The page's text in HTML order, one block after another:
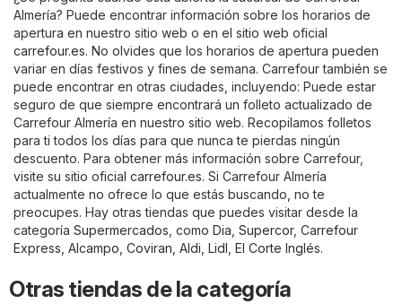
Almería? Puede encontrar información sobre los horarios de
apertura en nuestro sitio web o en el sitio web oficial
carrefour.es. No olvides que los horarios de apertura pueden
variar en días festivos y fines de semana. Carrefour también se
puede encontrar en otras ciudades, incluyendo: Puede estar
seguro de que siempre encontrará un folleto actualizado de
Carrefour Almería en nuestro sitio web. Recopilamos folletos
para ti todos los días para que nunca te pierdas ningún
descuento. Para obtener más información sobre Carrefour,
visite su sitio oficial carrefour.es. Si Carrefour Almería
actualmente no ofrece lo que estás buscando, no te
preocupes. Hay otras tiendas que puedes visitar desde la
categoría Supermercados, como Dia, Supercor, Carrefour
Express, Alcampo, Coviran, Aldi, Lidl, El Corte Inglés.
Otras tiendas de la categoría